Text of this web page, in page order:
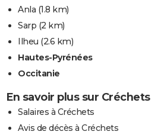
Anla (1.8 km)
Sarp (2 km)
Ilheu (2.6 km)
Hautes-Pyrénées
Occitanie
En savoir plus sur Créchets
Salaires à Créchets
Avis de décès à Créchets